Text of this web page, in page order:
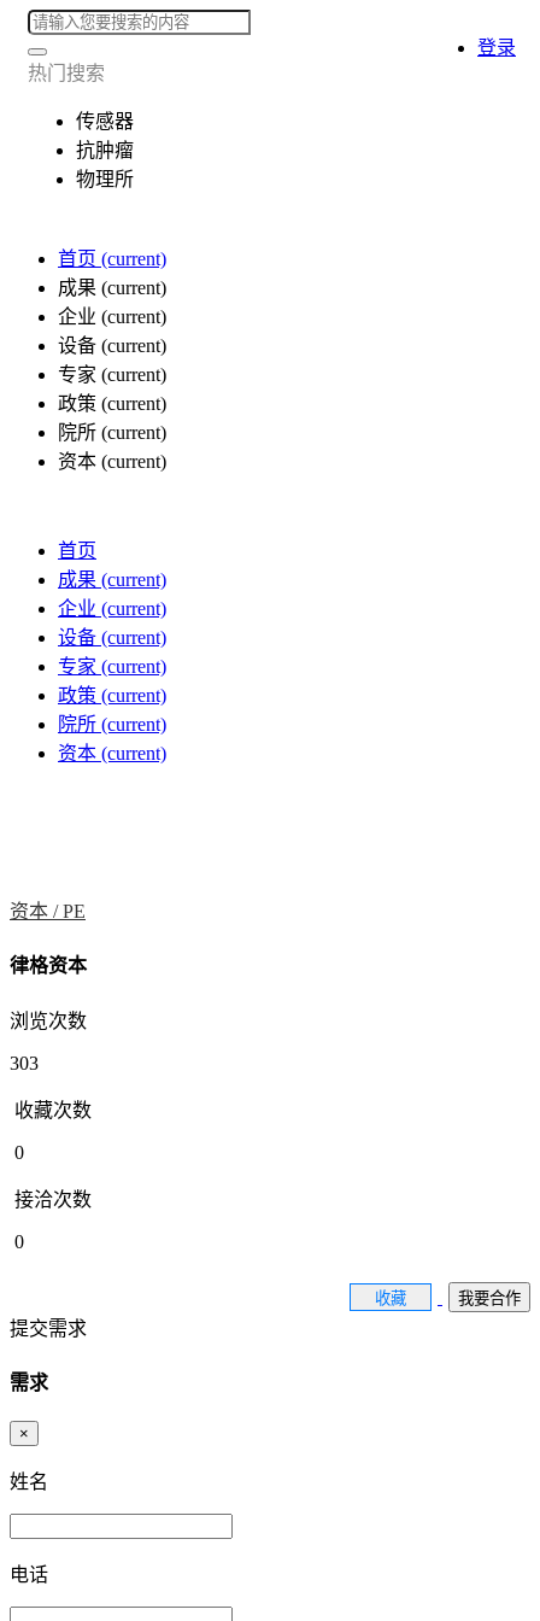
热门搜索
传感器
抗肿瘤
物理所
首页 (current)
成果 (current)
企业 (current)
设备 (current)
专家 (current)
政策 (current)
院所 (current)
资本 (current)
登录
首页
成果 (current)
企业 (current)
设备 (current)
专家 (current)
政策 (current)
院所 (current)
资本 (current)
资本 /PE
律格资本
浏览次数
303
收藏次数
0
接洽次数
0
收藏 我要合作
提交需求
需求
×
姓名
电话